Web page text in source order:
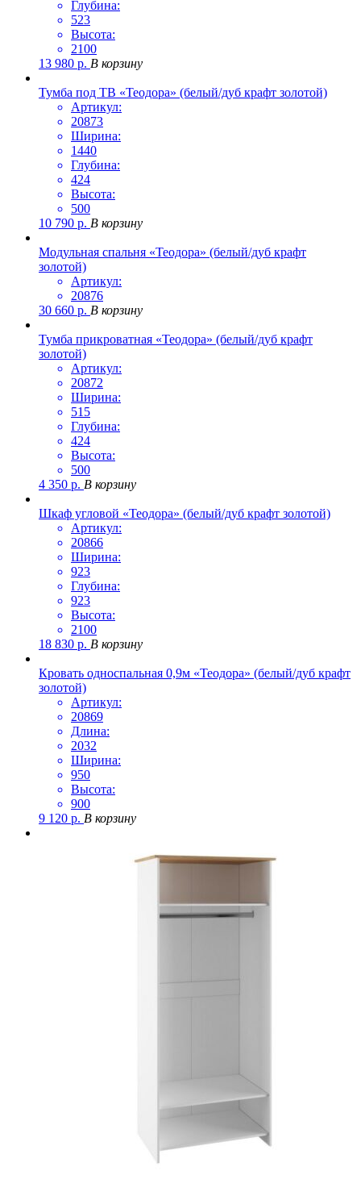
Глубина:
523
Высота:
2100
13 980 р. В корзину
Тумба под ТВ «Теодора» (белый/дуб крафт золотой)
Артикул:
20873
Ширина:
1440
Глубина:
424
Высота:
500
10 790 р. В корзину
Модульная спальня «Теодора» (белый/дуб крафт
золотой)
Артикул:
20876
30 660 р. В корзину
Тумба прикроватная «Теодора» (белый/дуб крафт
золотой)
Артикул:
20872
Ширина:
515
Глубина:
424
Высота:
500
4 350 р. В корзину
Шкаф угловой «Теодора» (белый/дуб крафт золотой)
Артикул:
20866
Ширина:
923
Глубина:
923
Высота:
2100
18 830 р. В корзину
Кровать односпальная 0,9м «Теодора» (белый/дуб крафт
золотой)
Артикул:
20869
Длина:
2032
Ширина:
950
Высота:
900
9 120 р. В корзину